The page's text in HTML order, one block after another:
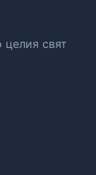
целия свят